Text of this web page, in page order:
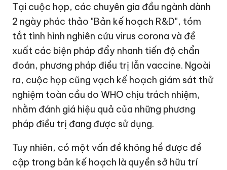
Tại cuộc họp, các chuyên gia đầu ngành dành
2 ngày phác thảo "Bản kế hoạch R&D", tóm
tắt tình hình nghiên cứu virus corona và đề
xuất các biện pháp đẩy nhanh tiến độ chẩn
đoán, phương pháp điều trị lẫn vaccine. Ngoài
ra, cuộc họp cũng vạch kế hoạch giám sát thử
nghiệm toàn cầu do WHO chịu trách nhiệm,
nhằm đánh giá hiệu quả của những phương
pháp điều trị đang được sử dụng.
Tuy nhiên, có một vấn đề không hề được đề
cập trong bản kế hoạch là quyền sở hữu trí